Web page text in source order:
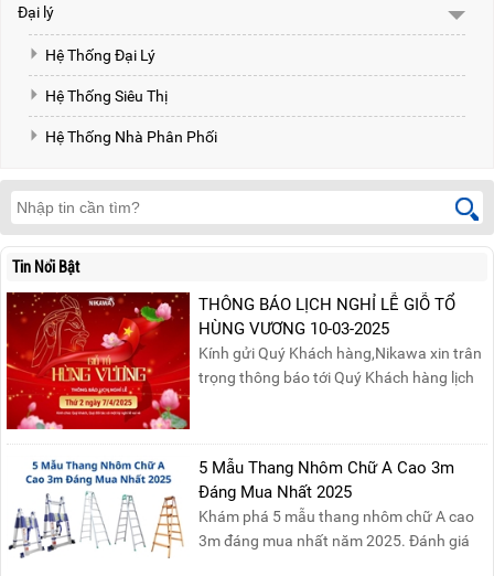
Đại lý
Hệ Thống Đại Lý
Hệ Thống Siêu Thị
Hệ Thống Nhà Phân Phối
Tin Nổi Bật
THÔNG BÁO LỊCH NGHỈ LỄ GIỖ TỔ
HÙNG VƯƠNG 10-03-2025
Kính gửi Quý Khách hàng,Nikawa xin trân
trọng thông báo tới Quý Khách hàng lịch
07/04/2025, nhằm ngày Giỗ Tổ Hùng
Vương – dịp để tưởng nhớ công ơn dựng
nước của các Vua Hùng....
5 Mẫu Thang Nhôm Chữ A Cao 3m
Đáng Mua Nhất 2025
Khám phá 5 mẫu thang nhôm chữ A cao
3m đáng mua nhất năm 2025. Đánh giá